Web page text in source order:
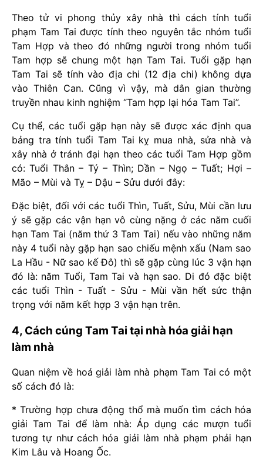
Theo tử vi phong thủy xây nhà thì cách tính tuổi
phạm Tam Tai được tính theo nguyên tắc nhóm tuổi
Tam Hợp và theo đó những người trong nhóm tuổi
Tam hợp sẽ chung một hạn Tam Tai. Tuổi gặp hạn
Tam Tai sẽ tính vào địa chi (12 địa chi) không dựa
vào Thiên Can. Cũng vì vậy, mà dân gian thường
truyền nhau kinh nghiệm “Tam hợp lại hóa Tam Tai”.
Cụ thể, các tuổi gặp hạn này sẽ được xác định qua
bảng tra tính tuổi Tam Tai kỵ mua nhà, sửa nhà và
xây nhà ở tránh đại hạn theo các tuổi Tam Hợp gồm
có: Tuổi Thân – Tý – Thìn; Dần – Ngọ – Tuất; Hợi –
Mão – Mùi và Tỵ – Dậu – Sửu dưới đây:
Đặc biệt, đối với các tuổi Thìn, Tuất, Sửu, Mùi cần lưu
ý sẽ gặp các vận hạn vô cùng nặng ở các năm cuối
hạn Tam Tai (năm thứ 3 Tam Tai) nếu vào những năm
này 4 tuổi này gặp hạn sao chiếu mệnh xấu (Nam sao
La Hầu - Nữ sao kế Đô) thì sẽ gặp cùng lúc 3 vận hạn
đó là: năm Tuổi, Tam Tai và hạn sao. Di đó đặc biệt
các tuổi Thìn - Tuất - Sửu - Mùi vần hết sức thận
trọng với năm kết hợp 3 vận hạn trên.
4, Cách cúng Tam Tai tại nhà hóa giải hạn
làm nhà
Quan niệm về hoá giải làm nhà phạm Tam Tai có một
số cách đó là:
* Trường hợp chưa động thổ mà muốn tìm cách hóa
giải Tam Tai để làm nhà: Áp dụng các mượn tuổi
tương tự như cách hóa giải làm nhà phạm phải hạn
Kim Lâu và Hoang Ốc.